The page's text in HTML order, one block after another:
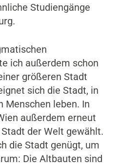
Studiengänge
ich außerdem schon
größeren Stadt
sich die Stadt, in
Menschen leben. In
außerdem erneut
der Welt gewählt.
die Stadt genügt, um
Die Altbauten sind